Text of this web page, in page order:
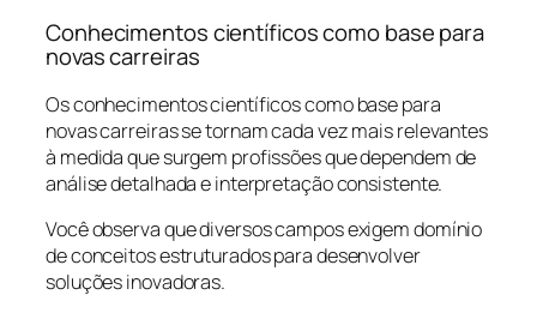
Conhecimentos científicos como base para
novas carreiras
Os conhecimentos científicos como base para
novas carreiras se tornam cada vez mais relevantes
à medida que surgem profissões que dependem de
análise detalhada e interpretação consistente.
Você observa que diversos campos exigem domínio
de conceitos estruturados para desenvolver
soluções inovadoras.